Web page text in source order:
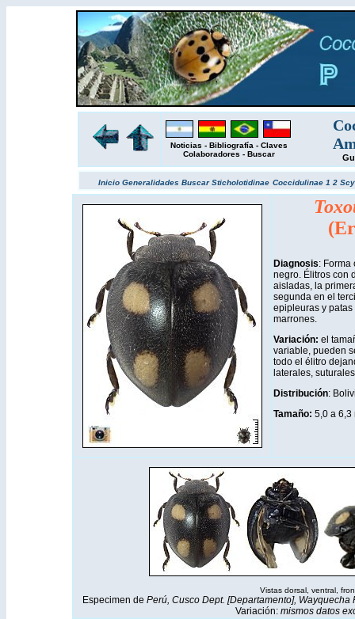
Noticias - Bibliografía - Claves
Colaboradores - Buscar
Inicio Generalidades BuscarSticholotidinae Coccidulinae 1 2
Diagnosis: Forma
negro. Élitros con
aisladas, la
segunda en el
epipleuras y
marrones.
Variación: el
variable, pueden
todo el élitro
laterales,
Distribución:
Tamaño: 5,0 a 6,3
Vistas dorsal, ventral,
Especimen de Perú, Cusco Dept. [Departamento], Wayquecha
Variación: mismos datos